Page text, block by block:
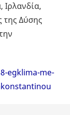
Ιρλανδία,
της Δύσης
egklima-me-